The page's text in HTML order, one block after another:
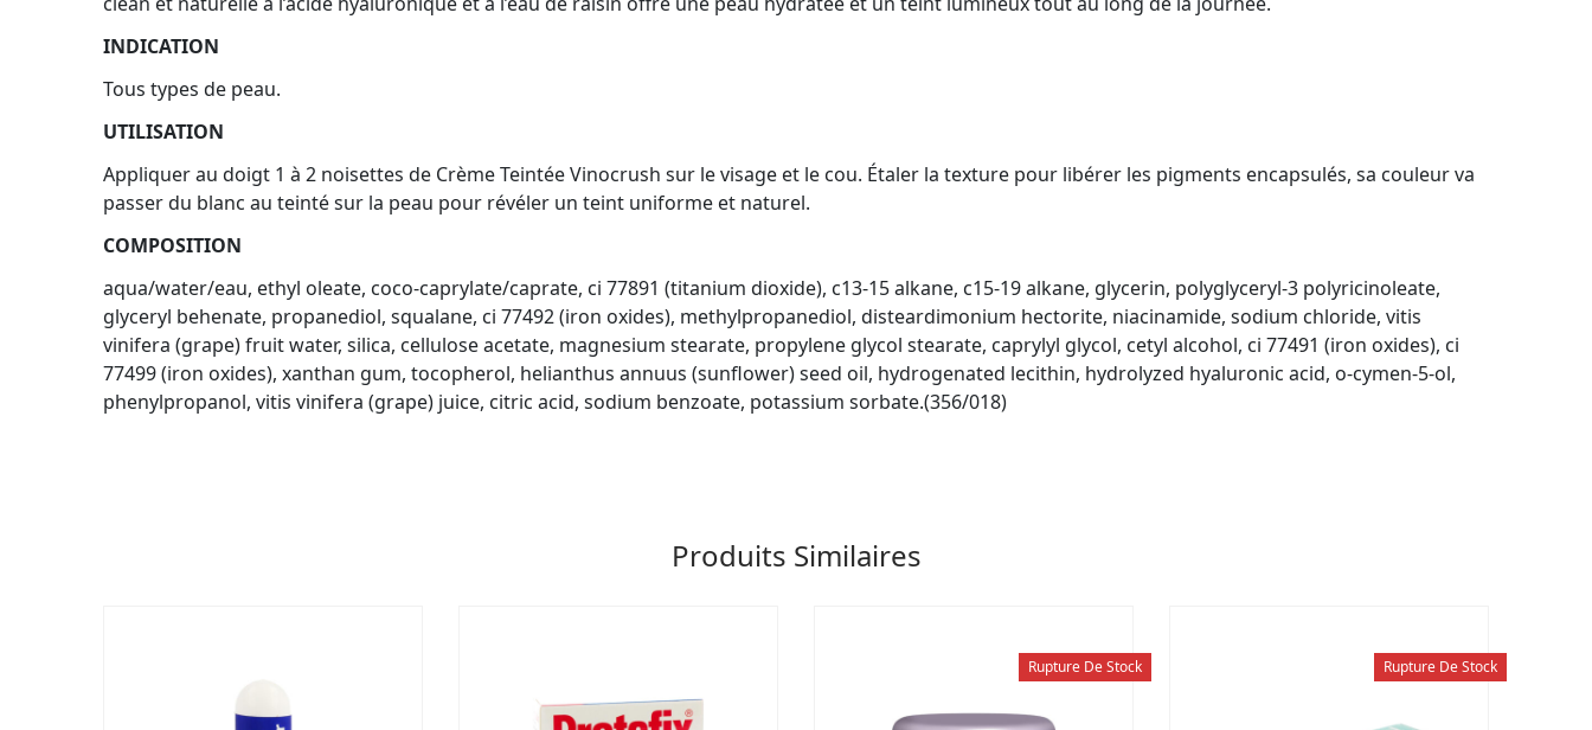
INDICATION
Tous types de peau.
UTILISATION
Appliquer au doigt 1 à 2 noisettes de Crème Teintée Vinocrush sur le visage et le cou. Étaler la texture pour libérer les pigments encapsulés, sa couleur va
passer du blanc au teinté sur la peau pour révéler un teint uniforme et naturel.
COMPOSITION
aqua/water/eau, ethyl oleate, coco-caprylate/caprate, ci 77891 (titanium dioxide), c13-15 alkane, c15-19 alkane, glycerin, polyglyceryl-3 polyricinoleate,
glyceryl behenate, propanediol, squalane, ci 77492 (iron oxides), methylpropanediol, disteardimonium hectorite, niacinamide, sodium chloride, vitis
vinifera (grape) fruit water, silica, cellulose acetate, magnesium stearate, propylene glycol stearate, caprylyl glycol, cetyl alcohol, ci 77491 (iron oxides), ci
77499 (iron oxides), xanthan gum, tocopherol, helianthus annuus (sunflower) seed oil, hydrogenated lecithin, hydrolyzed hyaluronic acid, o-cymen-5-ol,
phenylpropanol, vitis vinifera (grape) juice, citric acid, sodium benzoate, potassium sorbate.(356/018)
Produits Similaires
Rupture De Stock Rupture De Stock